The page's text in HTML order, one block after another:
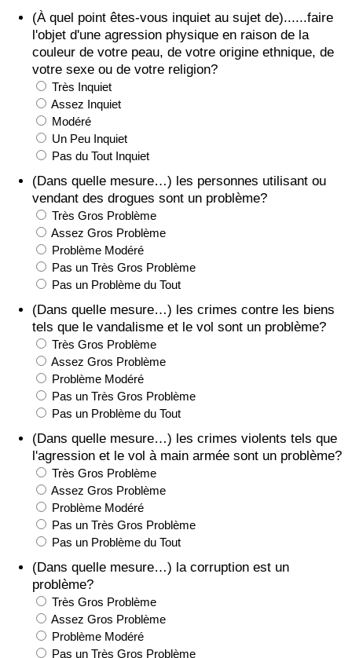
(À quel point êtes-vous inquiet au sujet de)......faire
l'objet d'une agression physique en raison de la
couleur de votre peau, de votre origine ethnique, de
votre sexe ou de votre religion?
Très Inquiet
Assez Inquiet
Modéré
Un Peu Inquiet
Pas du Tout Inquiet
(Dans quelle mesure…) les personnes utilisant ou
vendant des drogues sont un problème?
Très Gros Problème
Assez Gros Problème
Problème Modéré
Pas un Très Gros Problème
Pas un Problème du Tout
(Dans quelle mesure…) les crimes contre les biens
tels que le vandalisme et le vol sont un problème?
Très Gros Problème
Assez Gros Problème
Problème Modéré
Pas un Très Gros Problème
Pas un Problème du Tout
(Dans quelle mesure…) les crimes violents tels que
l'agression et le vol à main armée sont un problème?
Très Gros Problème
Assez Gros Problème
Problème Modéré
Pas un Très Gros Problème
Pas un Problème du Tout
(Dans quelle mesure…) la corruption est un
problème?
Très Gros Problème
Assez Gros Problème
Problème Modéré
Pas un Très Gros Problème